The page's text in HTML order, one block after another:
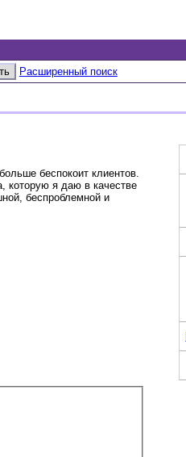
Расширенный поиск
беспокоит клиентов.
которую я даю в качестве
беспроблемной и